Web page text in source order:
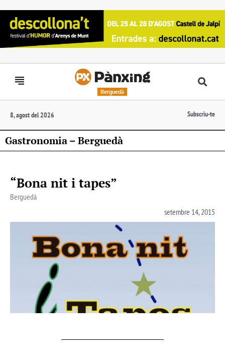
Berguedà
8, agost del 2026 Subscriu-te
Gastronomia – Berguedà
“Bona nit i tapes”
Berguedà
setembre 14, 2015